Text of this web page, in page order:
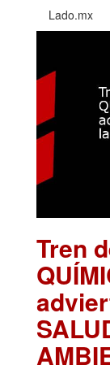
Lado.mx
Tren